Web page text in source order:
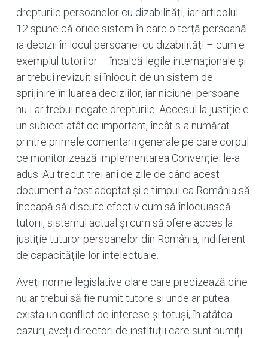
drepturile persoanelor cu dizabilități, iar articolul
12 spune că orice sistem în care o terță persoană
ia decizii în locul persoanei cu dizabilități – cum e
exemplul tutorilor – încalcă legile internaționale și
ar trebui revizuit și înlocuit de un sistem de
sprijinire în luarea deciziilor, iar niciunei persoane
nu i-ar trebui negate drepturile. Accesul la justiție e
un subiect atât de important, încât s-a numărat
printre primele comentarii generale pe care corpul
ce monitorizează implementarea Convenției le-a
adus. Au trecut trei ani de zile de când acest
document a fost adoptat și e timpul ca România să
înceapă să discute efectiv cum să înlocuiască
tutorii, sistemul actual și cum să ofere acces la
justiție tuturor persoanelor din România, indiferent
de capacitățile lor intelectuale.
Aveți norme legislative clare care precizează cine
nu ar trebui să fie numit tutore și unde ar putea
exista un conflict de interese și totuși, în atâtea
cazuri, aveți directori de instituții care sunt numiți